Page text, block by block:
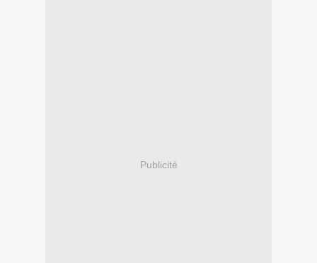
Publicité